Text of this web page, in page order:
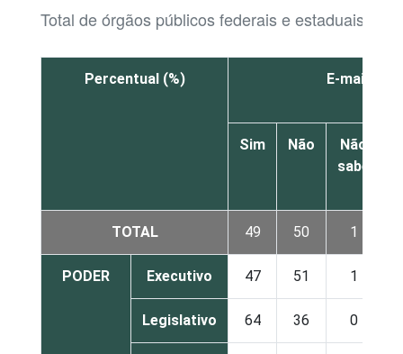
Total de órgãos públicos federais e estaduais
Percentual (%) E-mail em
Sim Não
Não
sabe
TOTAL 49 50 1
PODER Executivo 47 51 1
Legislativo 64 36 0